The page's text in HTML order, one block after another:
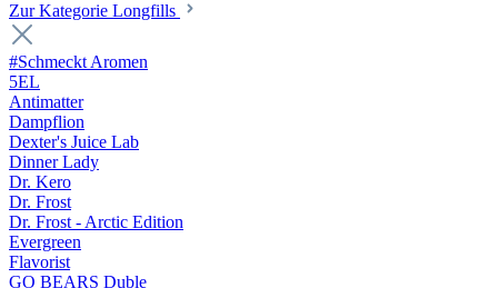
Zur Kategorie Longfills
#Schmeckt Aromen
5EL
Antimatter
Dampflion
Dexter's Juice Lab
Dinner Lady
Dr. Kero
Dr. Frost
Dr. Frost - Arctic Edition
Evergreen
Flavorist
GO BEARS Duble